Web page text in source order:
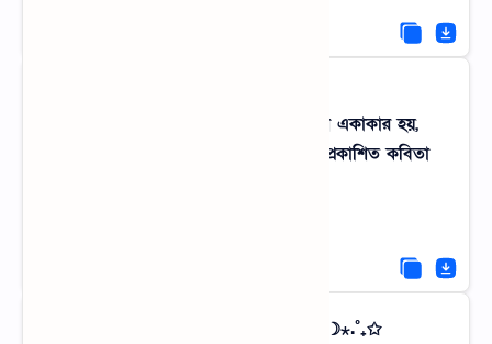
খড়কুটোর চালে বৃষ্টির টুপটাপ শব্দ যখন একাকার হয়,
মনে হয় কোনো এক প্রাচীন কবি তার অপ্রকাশিত কবিতা
✩₊˚.⋆☾⋆⁺₊✧ ক্লান্তি মুক্তি ✧₊⁺⋆☽⋆.˚₊✩